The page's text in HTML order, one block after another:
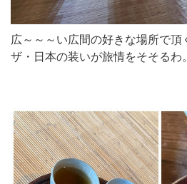
広～～～い広間の好きな場所で頂
ザ・日本の装いが旅情をそそるわ。